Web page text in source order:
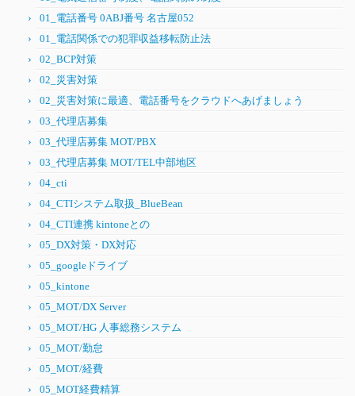
01_電話番号 0ABJ番号 名古屋052
01_電話関係での犯罪収益移転防止法
02_BCP対策
02_災害対策
02_災害対策に最適、電話番号をクラウドへあげましょう
03_代理店募集
03_代理店募集 MOT/PBX
03_代理店募集 MOT/TEL中部地区
04_cti
04_CTIシステム取扱_BlueBean
04_CTI連携 kintoneとの
05_DX対策・DX対応
05_googleドライブ
05_kintone
05_MOT/DX Server
05_MOT/HG 人事総務システム
05_MOT/勤怠
05_MOT/経費
05_MOT経費精算